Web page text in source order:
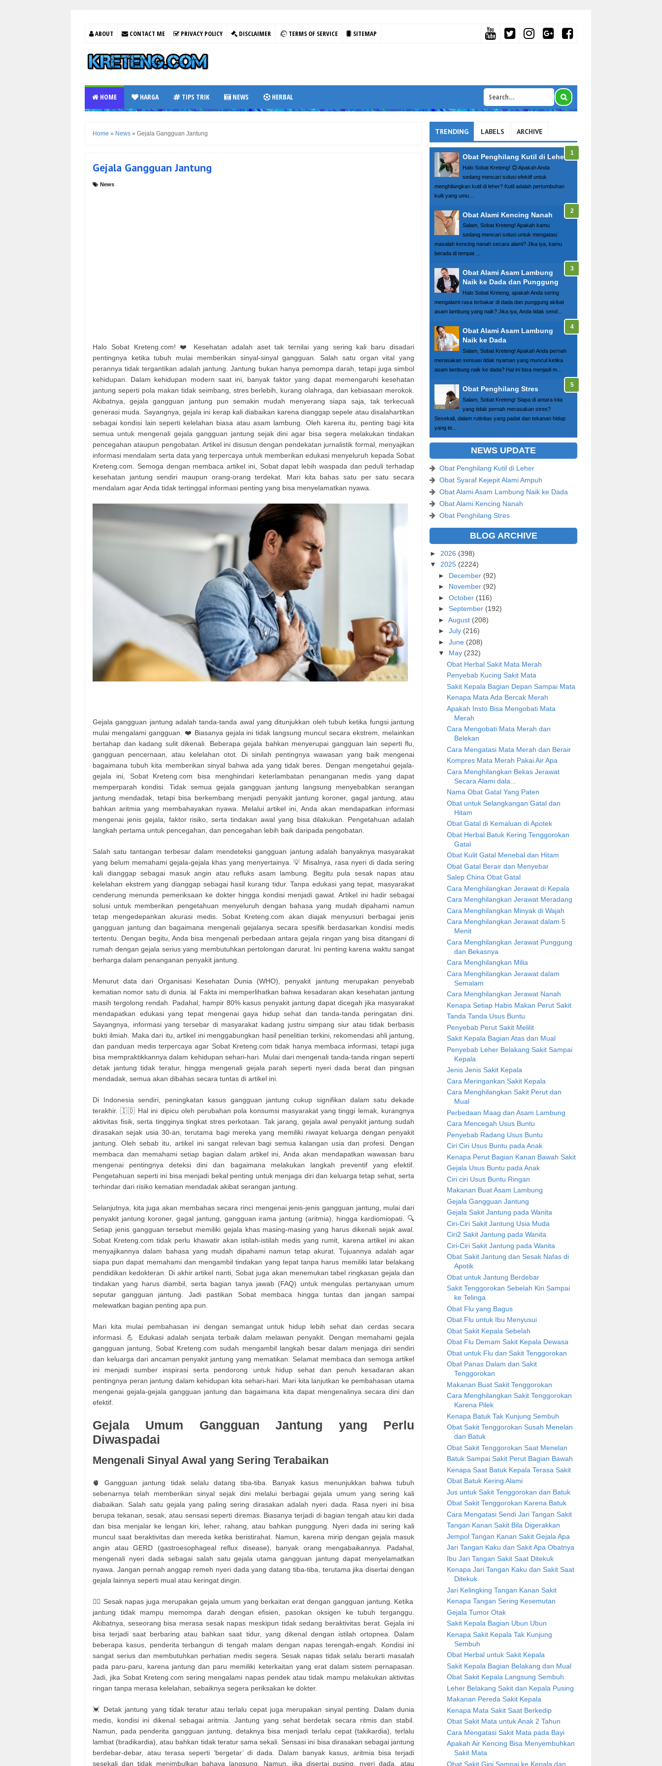
ABOUT CONTACT ME PRIVACY POLICY DISCLAIMER TERMS OF SERVICE SITEMAP
HOME HARGA TIPS TRIK NEWS HERBAL
Home » News » Gejala Gangguan Jantung
Gejala Gangguan Jantung
News
Halo Sobat Kreteng.com! ❤️ Kesehatan adalah aset tak ternilai yang sering kali baru disadari
pentingnya ketika tubuh mulai memberikan sinyal-sinyal gangguan. Salah satu organ vital yang
perannya tidak tergantikan adalah jantung. Jantung bukan hanya pemompa darah, tetapi juga simbol
kehidupan. Dalam kehidupan modern saat ini, banyak faktor yang dapat memengaruhi kesehatan
jantung seperti pola makan tidak seimbang, stres berlebih, kurang olahraga, dan kebiasaan merokok.
Akibatnya, gejala gangguan jantung pun semakin mudah menyerang siapa saja, tak terkecuali
generasi muda. Sayangnya, gejala ini kerap kali diabaikan karena dianggap sepele atau disalahartikan
sebagai kondisi lain seperti kelelahan biasa atau asam lambung. Oleh karena itu, penting bagi kita
semua untuk mengenali gejala gangguan jantung sejak dini agar bisa segera melakukan tindakan
pencegahan ataupun pengobatan. Artikel ini disusun dengan pendekatan jurnalistik formal, menyajikan
informasi mendalam serta data yang terpercaya untuk memberikan edukasi menyeluruh kepada Sobat
Kreteng.com. Semoga dengan membaca artikel ini, Sobat dapat lebih waspada dan peduli terhadap
kesehatan jantung sendiri maupun orang-orang terdekat. Mari kita bahas satu per satu secara
mendalam agar Anda tidak tertinggal informasi penting yang bisa menyelamatkan nyawa.
Gejala gangguan jantung adalah tanda-tanda awal yang ditunjukkan oleh tubuh ketika fungsi jantung
mulai mengalami gangguan. ❤️ Biasanya gejala ini tidak langsung muncul secara ekstrem, melainkan
bertahap dan kadang sulit dikenali. Beberapa gejala bahkan menyerupai gangguan lain seperti flu,
gangguan pencernaan, atau kelelahan otot. Di sinilah pentingnya wawasan yang baik mengenai
bagaimana tubuh kita memberikan sinyal bahwa ada yang tidak beres. Dengan mengetahui gejala-
gejala ini, Sobat Kreteng.com bisa menghindari keterlambatan penanganan medis yang dapat
memperparah kondisi. Tidak semua gejala gangguan jantung langsung menyebabkan serangan
jantung mendadak, tetapi bisa berkembang menjadi penyakit jantung koroner, gagal jantung, atau
bahkan aritmia yang membahayakan nyawa. Melalui artikel ini, Anda akan mendapatkan informasi
mengenai jenis gejala, faktor risiko, serta tindakan awal yang bisa dilakukan. Pengetahuan adalah
langkah pertama untuk pencegahan, dan pencegahan lebih baik daripada pengobatan.
Salah satu tantangan terbesar dalam mendeteksi gangguan jantung adalah banyaknya masyarakat
yang belum memahami gejala-gejala khas yang menyertainya. 💡 Misalnya, rasa nyeri di dada sering
kali dianggap sebagai masuk angin atau refluks asam lambung. Begitu pula sesak napas atau
kelelahan ekstrem yang dianggap sebagai hasil kurang tidur. Tanpa edukasi yang tepat, masyarakat
cenderung menunda pemeriksaan ke dokter hingga kondisi menjadi gawat. Artikel ini hadir sebagai
solusi untuk memberikan pengetahuan menyeluruh dengan bahasa yang mudah dipahami namun
tetap mengedepankan akurasi medis. Sobat Kreteng.com akan diajak menyusuri berbagai jenis
gangguan jantung dan bagaimana mengenali gejalanya secara spesifik berdasarkan kondisi medis
tertentu. Dengan begitu, Anda bisa mengenali perbedaan antara gejala ringan yang bisa ditangani di
rumah dengan gejala serius yang membutuhkan pertolongan darurat. Ini penting karena waktu sangat
berharga dalam penanganan penyakit jantung.
Menurut data dari Organisasi Kesehatan Dunia (WHO), penyakit jantung merupakan penyebab
kematian nomor satu di dunia. 📊 Fakta ini memperlihatkan bahwa kesadaran akan kesehatan jantung
masih tergolong rendah. Padahal, hampir 80% kasus penyakit jantung dapat dicegah jika masyarakat
mendapatkan edukasi yang tepat mengenai gaya hidup sehat dan tanda-tanda peringatan dini.
Sayangnya, informasi yang tersebar di masyarakat kadang justru simpang siur atau tidak berbasis
bukti ilmiah. Maka dari itu, artikel ini menggabungkan hasil penelitian terkini, rekomendasi ahli jantung,
dan panduan medis terpercaya agar Sobat Kreteng.com tidak hanya membaca informasi, tetapi juga
bisa mempraktikkannya dalam kehidupan sehari-hari. Mulai dari mengenali tanda-tanda ringan seperti
detak jantung tidak teratur, hingga mengenali gejala parah seperti nyeri dada berat dan pingsan
mendadak, semua akan dibahas secara tuntas di artikel ini.
Di Indonesia sendiri, peningkatan kasus gangguan jantung cukup signifikan dalam satu dekade
terakhir. 🇮🇩 Hal ini dipicu oleh perubahan pola konsumsi masyarakat yang tinggi lemak, kurangnya
aktivitas fisik, serta tingginya tingkat stres perkotaan. Tak jarang, gejala awal penyakit jantung sudah
dirasakan sejak usia 30-an, terutama bagi mereka yang memiliki riwayat keluarga dengan penyakit
jantung. Oleh sebab itu, artikel ini sangat relevan bagi semua kalangan usia dan profesi. Dengan
membaca dan memahami setiap bagian dalam artikel ini, Anda akan mendapatkan wawasan baru
mengenai pentingnya deteksi dini dan bagaimana melakukan langkah preventif yang efektif.
Pengetahuan seperti ini bisa menjadi bekal penting untuk menjaga diri dan keluarga tetap sehat, serta
terhindar dari risiko kematian mendadak akibat serangan jantung.
Selanjutnya, kita juga akan membahas secara rinci mengenai jenis-jenis gangguan jantung, mulai dari
penyakit jantung koroner, gagal jantung, gangguan irama jantung (aritmia), hingga kardiomiopati. 🔍
Setiap jenis gangguan tersebut memiliki gejala khas masing-masing yang harus dikenali sejak awal.
Sobat Kreteng.com tidak perlu khawatir akan istilah-istilah medis yang rumit, karena artikel ini akan
menyajikannya dalam bahasa yang mudah dipahami namun tetap akurat. Tujuannya adalah agar
siapa pun dapat memahami dan mengambil tindakan yang tepat tanpa harus memiliki latar belakang
pendidikan kedokteran. Di akhir artikel nanti, Sobat juga akan menemukan tabel ringkasan gejala dan
tindakan yang harus diambil, serta bagian tanya jawab (FAQ) untuk mengulas pertanyaan umum
seputar gangguan jantung. Jadi pastikan Sobat membaca hingga tuntas dan jangan sampai
melewatkan bagian penting apa pun.
Mari kita mulai pembahasan ini dengan semangat untuk hidup lebih sehat dan cerdas secara
informasi. 💪 Edukasi adalah senjata terbaik dalam melawan penyakit. Dengan memahami gejala
gangguan jantung, Sobat Kreteng.com sudah mengambil langkah besar dalam menjaga diri sendiri
dan keluarga dari ancaman penyakit jantung yang mematikan. Selamat membaca dan semoga artikel
ini menjadi sumber inspirasi serta pendorong untuk hidup sehat dan penuh kesadaran akan
pentingnya peran jantung dalam kehidupan kita sehari-hari. Mari kita lanjutkan ke pembahasan utama
mengenai gejala-gejala gangguan jantung dan bagaimana kita dapat mengenalinya secara dini dan
efektif.
Gejala Umum Gangguan Jantung yang Perlu
Diwaspadai
Mengenali Sinyal Awal yang Sering Terabaikan
🫀 Gangguan jantung tidak selalu datang tiba-tiba. Banyak kasus menunjukkan bahwa tubuh
sebenarnya telah memberikan sinyal sejak dini melalui berbagai gejala umum yang sering kali
diabaikan. Salah satu gejala yang paling sering dirasakan adalah nyeri dada. Rasa nyeri ini bisa
berupa tekanan, sesak, atau sensasi seperti diremas. Biasanya terjadi di bagian tengah atau kiri dada
dan bisa menjalar ke lengan kiri, leher, rahang, atau bahkan punggung. Nyeri dada ini sering kali
muncul saat beraktivitas dan mereda ketika beristirahat. Namun, karena mirip dengan gejala masuk
angin atau GERD (gastroesophageal reflux disease), banyak orang mengabaikannya. Padahal,
mengenali nyeri dada sebagai salah satu gejala utama gangguan jantung dapat menyelamatkan
nyawa. Jangan pernah anggap remeh nyeri dada yang datang tiba-tiba, terutama jika disertai dengan
gejala lainnya seperti mual atau keringat dingin.
😮‍💨 Sesak napas juga merupakan gejala umum yang berkaitan erat dengan gangguan jantung. Ketika
jantung tidak mampu memompa darah dengan efisien, pasokan oksigen ke tubuh terganggu.
Akibatnya, seseorang bisa merasa sesak napas meskipun tidak sedang beraktivitas berat. Gejala ini
bisa terjadi saat berbaring atau bahkan saat tidur, yang dikenal dengan istilah ortopnea. Dalam
beberapa kasus, penderita terbangun di tengah malam dengan napas terengah-engah. Kondisi ini
sangat serius dan membutuhkan perhatian medis segera. Sesak napas tidak selalu berarti masalah
pada paru-paru, karena jantung dan paru memiliki keterkaitan yang erat dalam sistem pernapasan.
Jadi, jika Sobat Kreteng.com sering mengalami napas pendek atau tidak mampu melakukan aktivitas
ringan tanpa merasa kelelahan, sebaiknya segera periksakan ke dokter.
💓 Detak jantung yang tidak teratur atau terlalu cepat juga merupakan sinyal penting. Dalam dunia
medis, kondisi ini dikenal sebagai aritmia. Jantung yang sehat berdetak secara ritmis dan stabil.
Namun, pada penderita gangguan jantung, detaknya bisa menjadi terlalu cepat (takikardia), terlalu
lambat (bradikardia), atau bahkan tidak teratur sama sekali. Sensasi ini bisa dirasakan sebagai jantung
berdebar-debar, atau terasa seperti ‘bergetar’ di dada. Dalam banyak kasus, aritmia bisa terjadi
sesekali dan tidak menimbulkan bahaya langsung. Namun, jika disertai pusing, nyeri dada, atau
TRENDING LABELS ARCHIVE
Obat Penghilang Kutil di Leher
Halo Sobat Kreteng! 😊 Apakah Anda
sedang mencari solusi efektif untuk
menghilangkan kutil di leher? Kutil adalah pertumbuhan
kulit yang umu...
Obat Alami Kencing Nanah
Salam, Sobat Kreteng! Apakah kamu
sedang mencari solusi untuk mengatasi
masalah kencing nanah secara alami? Jika iya, kamu
berada di tempat ...
Obat Alami Asam Lambung
Naik ke Dada dan Punggung
Halo Sobat Kreteng, apakah Anda sering
mengalami rasa terbakar di dada dan punggung akibat
asam lambung yang naik? Jika iya, Anda tidak send...
Obat Alami Asam Lambung
Naik ke Dada
Salam, Sobat Kreteng! Apakah Anda pernah
merasakan sensasi tidak nyaman yang muncul ketika
asam lambung naik ke dada? Hal ini bisa menjadi m...
Obat Penghilang Stres
Salam, Sobat Kreteng! Siapa di antara kita
yang tidak pernah merasakan stres?
Sesekali, dalam rutinitas yang padat dan tekanan hidup
yang te...
NEWS UPDATE
Obat Penghilang Kutil di Leher
Obat Syaraf Kejepit Alami Ampuh
Obat Alami Asam Lambung Naik ke Dada
Obat Alami Kencing Nanah
Obat Penghilang Stres
BLOG ARCHIVE
► 2026 (398)
▼ 2025 (2224)
► December (92)
► November (92)
► October (116)
► September (192)
► August (208)
► July (216)
► June (208)
▼ May (232)
Obat Herbal Sakit Mata Merah
Penyebab Kucing Sakit Mata
Sakit Kepala Bagian Depan Sampai Mata
Kenapa Mata Ada Bercak Merah
Apakah Insto Bisa Mengobati Mata
Merah
Cara Mengobati Mata Merah dan
Belekan
Cara Mengatasi Mata Merah dan Berair
Kompres Mata Merah Pakai Air Apa
Cara Menghilangkan Bekas Jerawat
Secara Alami dala...
Nama Obat Gatal Yang Paten
Obat untuk Selangkangan Gatal dan
Hitam
Obat Gatal di Kemaluan di Apotek
Obat Herbal Batuk Kering Tenggorokan
Gatal
Obat Kulit Gatal Menebal dan Hitam
Obat Gatal Berair dan Menyebar
Salep China Obat Gatal
Cara Menghilangkan Jerawat di Kepala
Cara Menghilangkan Jerawat Meradang
Cara Menghilangkan Minyak di Wajah
Cara Menghilangkan Jerawat dalam 5
Menit
Cara Menghilangkan Jerawat Punggung
dan Bekasnya
Cara Menghilangkan Milia
Cara Menghilangkan Jerawat dalam
Semalam
Cara Menghilangkan Jerawat Nanah
Kenapa Setiap Habis Makan Perut Sakit
Tanda Tanda Usus Buntu
Penyebab Perut Sakit Melilit
Sakit Kepala Bagian Atas dan Mual
Penyebab Leher Belakang Sakit Sampai
Kepala
Jenis Jenis Sakit Kepala
Cara Meringankan Sakit Kepala
Cara Menghilangkan Sakit Perut dan
Mual
Perbedaan Maag dan Asam Lambung
Cara Mencegah Usus Buntu
Penyebab Radang Usus Buntu
Ciri Ciri Usus Buntu pada Anak
Kenapa Perut Bagian Kanan Bawah Sakit
Gejala Usus Buntu pada Anak
Ciri ciri Usus Buntu Ringan
Makanan Buat Asam Lambung
Gejala Gangguan Jantung
Gejala Sakit Jantung pada Wanita
Ciri-Ciri Sakit Jantung Usia Muda
Ciri2 Sakit Jantung pada Wanita
Ciri-Ciri Sakit Jantung pada Wanita
Obat Sakit Jantung dan Sesak Nafas di
Apotik
Obat untuk Jantung Berdebar
Sakit Tenggorokan Sebelah Kiri Sampai
ke Telinga
Obat Flu yang Bagus
Obat Flu untuk Ibu Menyusui
Obat Sakit Kepala Sebelah
Obat Flu Demam Sakit Kepala Dewasa
Obat untuk Flu dan Sakit Tenggorokan
Obat Panas Dalam dan Sakit
Tenggorokan
Makanan Buat Sakit Tenggorokan
Cara Menghilangkan Sakit Tenggorokan
Karena Pilek
Kenapa Batuk Tak Kunjung Sembuh
Obat Sakit Tenggorokan Susah Menelan
dan Batuk
Obat Sakit Tenggorokan Saat Menelan
Batuk Sampai Sakit Perut Bagian Bawah
Kenapa Saat Batuk Kepala Terasa Sakit
Obat Batuk Kering Alami
Jus untuk Sakit Tenggorokan dan Batuk
Obat Sakit Tenggorokan Karena Batuk
Cara Mengatasi Sendi Jari Tangan Sakit
Tangan Kanan Sakit Bila Digerakkan
Jempol Tangan Kanan Sakit Gejala Apa
Jari Tangan Kaku dan Sakit Apa Obatnya
Ibu Jari Tangan Sakit Saat Ditekuk
Kenapa Jari Tangan Kaku dan Sakit Saat
Ditekuk
Jari Kelingking Tangan Kanan Sakit
Kenapa Tangan Sering Kesemutan
Gejala Tumor Otak
Sakit Kepala Bagian Ubun Ubun
Kenapa Sakit Kepala Tak Kunjung
Sembuh
Obat Herbal untuk Sakit Kepala
Sakit Kepala Bagian Belakang dan Mual
Obat Sakit Kepala Langsung Sembuh
Leher Belakang Sakit dan Kepala Pusing
Makanan Pereda Sakit Kepala
Kenapa Mata Sakit Saat Berkedip
Obat Sakit Mata untuk Anak 2 Tahun
Cara Mengatasi Sakit Mata pada Bayi
Apakah Air Kencing Bisa Menyembuhkan
Sakit Mata
Obat Sakit Gigi Sampai ke Kepala dan